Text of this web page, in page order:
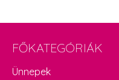
FŐKATEGÓRIÁK
Ünnepek